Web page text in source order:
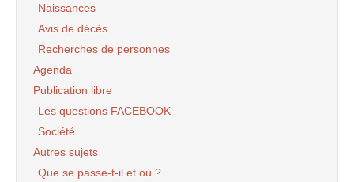
Naissances
Avis de décès
Recherches de personnes
Agenda
Publication libre
Les questions FACEBOOK
Société
Autres sujets
Que se passe-t-il et où ?